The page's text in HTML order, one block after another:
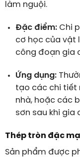
làm nguội.
Đặc điểm:Chi
cơ học của vật
công đoạn gia
Ứng dụng:
tạo các chi tiết
nhà, hoặc các
sơn sau khi gia
Thép tròn đặc
Sản phẩm được